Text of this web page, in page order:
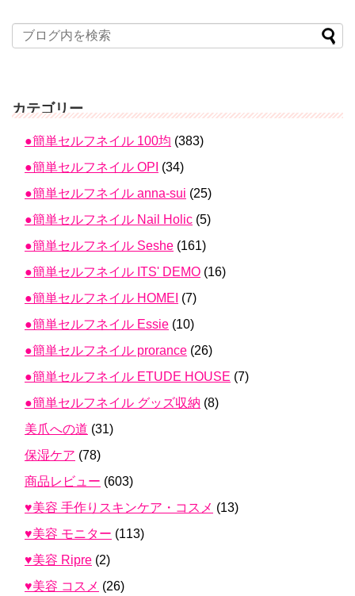
カテゴリー
●簡単セルフネイル 100均 (383)
●簡単セルフネイル OPI (34)
●簡単セルフネイル anna-sui (25)
●簡単セルフネイル Nail Holic (5)
●簡単セルフネイル Seshe (161)
●簡単セルフネイル ITS' DEMO (16)
●簡単セルフネイル HOMEI (7)
●簡単セルフネイル Essie (10)
●簡単セルフネイル prorance (26)
●簡単セルフネイル ETUDE HOUSE (7)
●簡単セルフネイル グッズ収納 (8)
美爪への道 (31)
保湿ケア (78)
商品レビュー (603)
♥美容 手作りスキンケア・コスメ (13)
♥美容 モニター (113)
♥美容 Ripre (2)
♥美容 コスメ (26)